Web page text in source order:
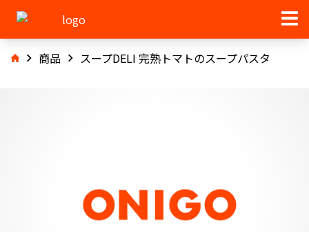
商品 スープDELI 完熟トマトのスープパスタ